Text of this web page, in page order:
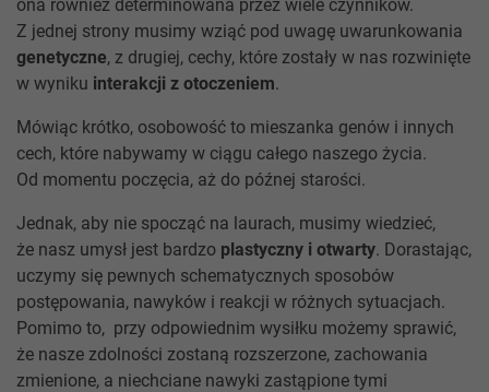
ona również determinowana przez wiele czynników.
Z jednej strony musimy wziąć pod uwagę uwarunkowania
genetyczne, z drugiej, cechy, które zostały w nas rozwinięte
w wyniku interakcji z otoczeniem.
Mówiąc krótko, osobowość to mieszanka genów i innych
cech, które nabywamy w ciągu całego naszego życia.
Od momentu poczęcia, aż do późnej starości.
Jednak, aby nie spocząć na laurach, musimy wiedzieć,
że nasz umysł jest bardzo plastyczny i otwarty. Dorastając,
uczymy się pewnych schematycznych sposobów
postępowania, nawyków i reakcji w różnych sytuacjach.
Pomimo to, przy odpowiednim wysiłku możemy sprawić,
że nasze zdolności zostaną rozszerzone, zachowania
zmienione, a niechciane nawyki zastąpione tymi